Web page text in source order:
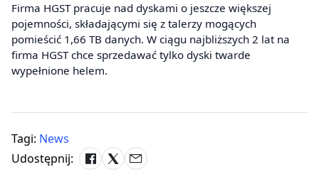
Firma HGST pracuje nad dyskami o jeszcze większej
pojemności, składającymi się z talerzy mogących
pomieścić 1,66 TB danych. W ciągu najbliższych 2 lat na
firma HGST chce sprzedawać tylko dyski twarde
wypełnione helem.
Tagi: News
Udostępnij: